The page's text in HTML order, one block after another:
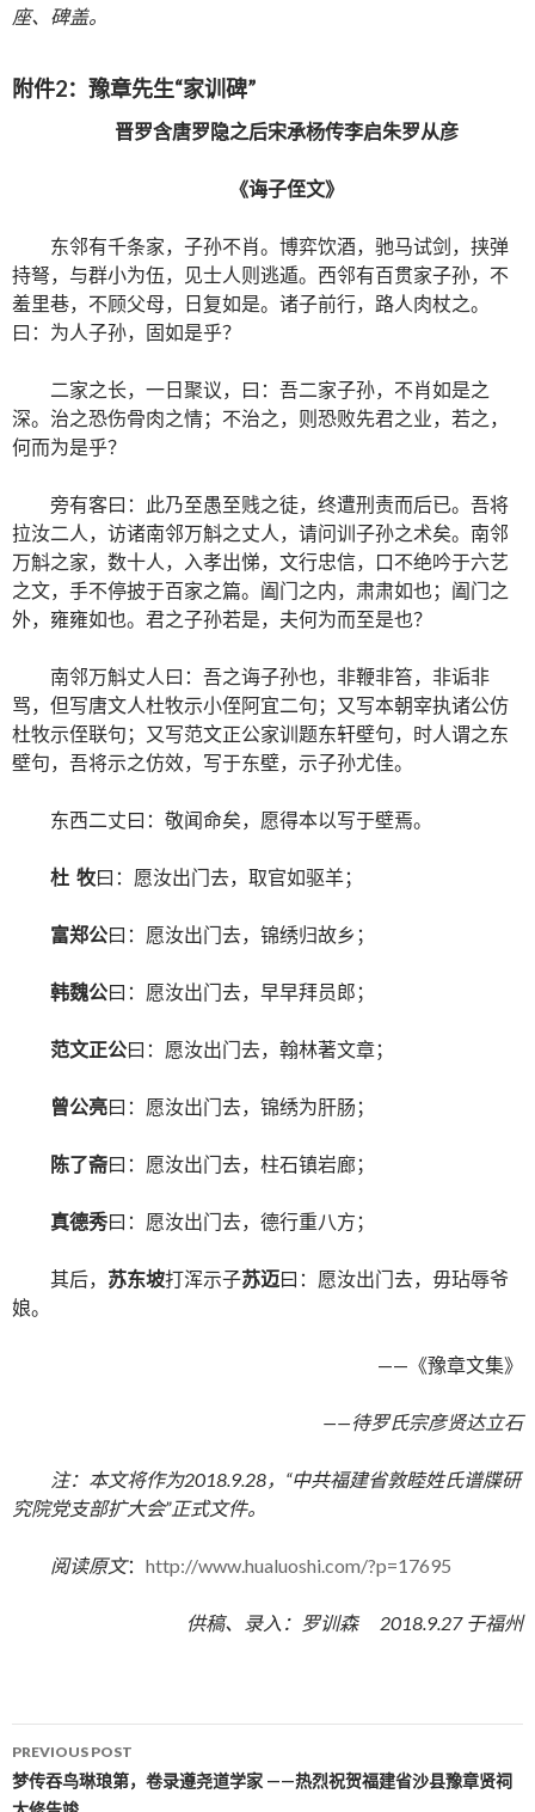
座、碑盖。
附件2：豫章先生“家训碑”
晋罗含唐罗隐之后宋承杨传李启朱罗从彦
《诲子侄文》
东邻有千条家，子孙不肖。博弈饮酒，驰马试剑，挟弹
持弩，与群小为伍，见士人则逃遁。西邻有百贯家子孙，不
羞里巷，不顾父母，日复如是。诸子前行，路人肉杖之。
曰：为人子孙，固如是乎？
二家之长，一日聚议，曰：吾二家子孙，不肖如是之
深。治之恐伤骨肉之情；不治之，则恐败先君之业，若之，
何而为是乎？
旁有客曰：此乃至愚至贱之徒，终遭刑责而后已。吾将
拉汝二人，访诸南邻万斛之丈人，请问训子孙之术矣。南邻
万斛之家，数十人，入孝出悌，文行忠信，口不绝吟于六艺
之文，手不停披于百家之篇。阖门之内，肃肃如也；阖门之
外，雍雍如也。君之子孙若是，夫何为而至是也？
南邻万斛丈人曰：吾之诲子孙也，非鞭非笞，非诟非
骂，但写唐文人杜牧示小侄阿宜二句；又写本朝宰执诸公仿
杜牧示侄联句；又写范文正公家训题东轩壁句，时人谓之东
壁句，吾将示之仿效，写于东壁，示子孙尤佳。
东西二丈曰：敬闻命矣，愿得本以写于壁焉。
杜 牧曰：愿汝出门去，取官如驱羊；
富郑公曰：愿汝出门去，锦绣归故乡；
韩魏公曰：愿汝出门去，早早拜员郎；
范文正公曰：愿汝出门去，翰林著文章；
曾公亮曰：愿汝出门去，锦绣为肝肠；
陈了斋曰：愿汝出门去，柱石镇岩廊；
真德秀曰：愿汝出门去，德行重八方；
其后， 苏东坡打浑示子苏迈曰：愿汝出门去，毋玷辱爷
娘。
——《豫章文集》
——待罗氏宗彦贤达立石
注：本文将作为2018.9.28，“中共福建省敦睦姓氏谱牒研
究院党支部扩大会”正式文件。
阅读原文： http://www.hualuoshi.com/?p=17695
供稿、录入：罗训森 2018.9.27 于福州
Post navigation
PREVIOUS POST
梦传吞鸟琳琅第，卷录遵尧道学家 ——热烈祝贺福建省沙县豫章贤祠